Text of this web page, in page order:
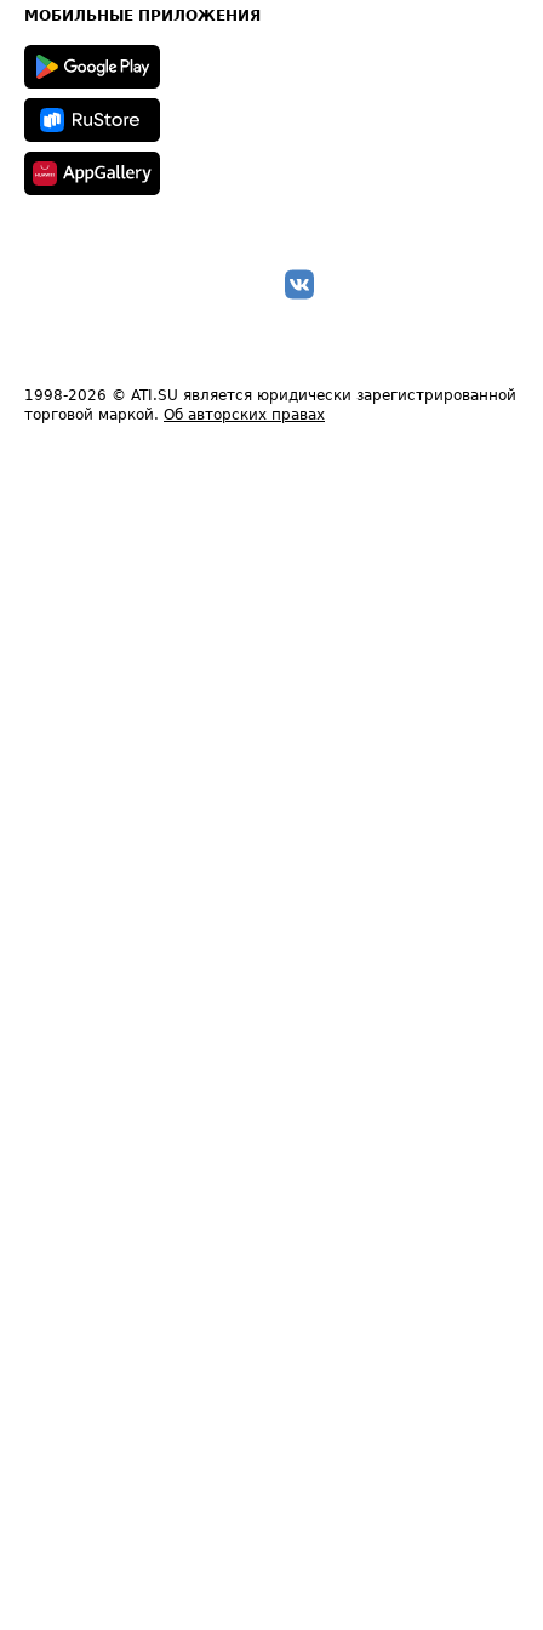
Техническая информация
МОБИЛЬНЫЕ ПРИЛОЖЕНИЯ
1998-2026 © ATI.SU является юридически зарегистрированной
торговой маркой. Об авторских правах